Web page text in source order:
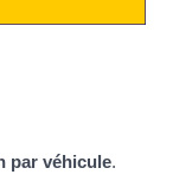
par véhicule.